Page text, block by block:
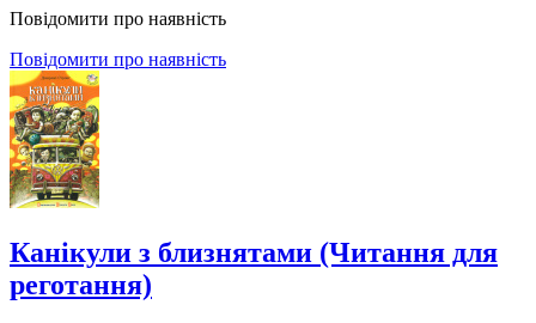
Повідомити про наявність
Повідомити про наявність
Канікули з близнятами (Читання для
реготання)